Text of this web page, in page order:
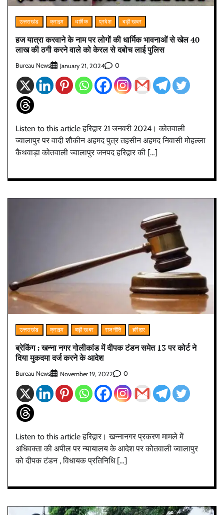
उत्तराखंड क्राइम धार्मिक प्रदेश बड़ी खबर
हज यात्रा करवाने के नाम पर लोगों की धार्मिक भावनाओं से खेल 40
लाख की ठगी करने वाले को केरल से दबोच लाई पुलिस
Bureau News January 21, 2024 0
Listen to this article हरिद्वार 21 जनवरी 2024। कोतवाली
ज्वालापुर पर वादी शौकीन अहमद पुत्र तहसीन अहमद निवासी मोहल्ला
कैथवाड़ा कोतवाली ज्वालापुर जनपद हरिद्वार की […]
उत्तराखंड क्राइम बड़ी खबर राजनीति हरिद्वार
ब्रेकिंग : खन्ना नगर गोलीकांड में दीपक टंडन समेत 13 पर कोर्ट ने
दिया मुकदमा दर्ज करने के आदेश
Bureau News November 19, 2022 0
Listen to this article हरिद्वार। खन्नानगर प्रकरण मामले में
अधिवक्ता की अपील पर न्यायालय के आदेश पर कोतवाली ज्वालापुर
को दीपक टंडन , विधायक प्रतिनिधि […]